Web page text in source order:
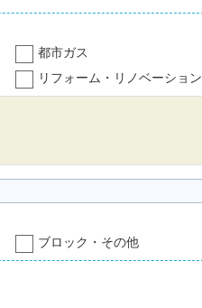
都市ガス
リフォーム・リノベーション
ブロック・その他